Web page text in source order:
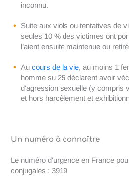
inconnu.
Suite aux viols ou tentatives de
seules 10 % des victimes ont
l’aient ensuite maintenue ou
Aucours de la vie, au moins 1
homme su 25 déclarent avoir
d'agression sexuelle (y compris
et hors harcèlement et
Un numéro à connaître
Le numéro d'urgence en France
conjugales : 3919